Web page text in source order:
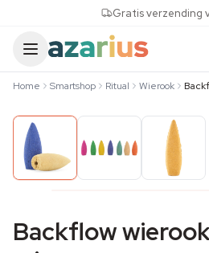
Gratis verzending
Home Smartshop Ritual Wierook
Backflow